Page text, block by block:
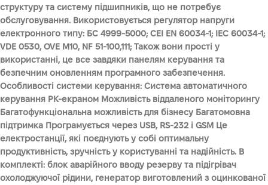
структуру та систему підшипників, що не потребує
обслуговування. Використовується регулятор напруги
електронного типу: БС 4999-5000; CEI EN 60034-1; IEC 60034-1;
VDE 0530, OVE M10, NF 51-100,111; Також вони прості у
використанні, це все завдяки панелям керування та
безпечним оновленням програмного забезпечення.
Особливості системи керування: Система автоматичного
керування РК-екраном Можливість віддаленого моніторингу
Багатофункціональна можливість для бізнесу Багатомовна
підтримка Програмується через USB, RS-232 і GSM Це
електростанції, які поєднують у собі оптимальну
продуктивність, зручність у користуванні та надійність. В
комплекті: блок аварійного вводу резерву та підігрівач
охолоджуючої рідини, генератор виготовлений з оцинкованої